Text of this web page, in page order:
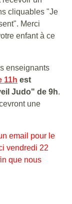
cliquables "Je
Merci
enfant à ce
enseignants
11h est
Judo" de 9h.
une
email pour le
vendredi 22
que nous